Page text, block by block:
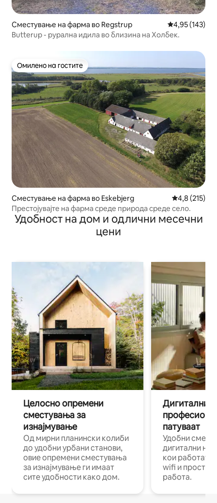
Сместување на фарма во Regstrup Просечна
4,95 (143)
Butterup - рурална идила во близина на Холбек.
Омилено на гостите
Омилено на гостите
Сместување на фарма во Eskebjerg Просечна
4,8 (215)
Престојувајте на фарма среде природа среде село.
Удобност на дом и одлични месечни
цени
Целосно опремени
сместувања за
изнајмување
Од мирни планински колиби
до удобни урбани станови,
овие опремени сместувања
за изнајмување ги имаат
сите удобности како дом.
Дигитални
патуваат
Удобни
дигитални
кои работат
wifi и
работа.